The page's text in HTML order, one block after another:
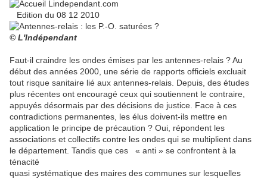
Edition du 08 12 2010
© L'Indépendant
Faut-il craindre les ondes émises par les antennes-relais ? Au
début des années 2000, une série de rapports officiels excluait
tout risque sanitaire lié aux antennes-relais. Depuis, des études
plus récentes ont encouragé ceux qui soutiennent le contraire,
appuyés désormais par des décisions de justice. Face à ces
contradictions permanentes, les élus doivent-ils mettre en
application le principe de précaution ? Oui, répondent les
associations et collectifs contre les ondes qui se multiplient dans
le département. Tandis que ces « anti » se confrontent à la
ténacité
quasi systématique des maires des communes sur lesquelles